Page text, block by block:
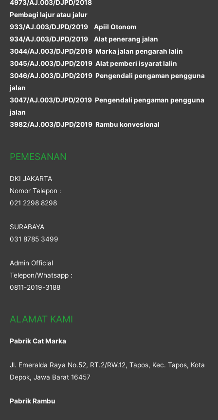
4973/AJ.003/DJPD/2018
Pembagi lajur atau jalur
933/AJ.003/DJPD/2019 Apiil Otonom
934/AJ.003/DJPD/2019 Alat penerang jalan
3044/AJ.003/DJPD/2019 Marka jalan pengarah lalin
3045/AJ.003/DJPD/2019 Alat pemberi isyarat lalin
3046/AJ.003/DJPD/2019 Pengendali pengaman pengguna
jalan
3047/AJ.003/DJPD/2019 Pengendali pengaman pengguna
jalan
3982/AJ.003/DJPD/2019 Rambu konvesional
PEMESANAN
DKI JAKARTA
Nomor Telepon :
021 2298 8298
SURABAYA
031 8785 3499
Admin Official
Telepon/Whatsapp :
0811-2019-3188
ALAMAT KAMI
Pabrik Cat Marka
Jl. Emeralda Raya No.52, RT.2/RW.12, Tapos, Kec. Tapos, Kota
Depok, Jawa Barat 16457
Pabrik Rambu